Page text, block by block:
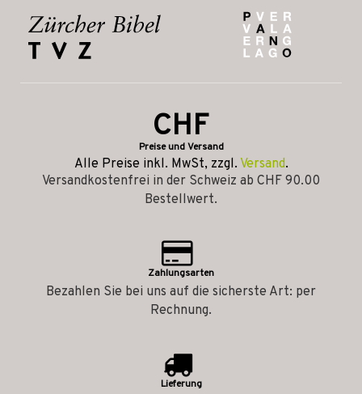
CHF
Preise und Versand
Alle Preise inkl. MwSt, zzgl. Versand.
Versandkostenfrei in der Schweiz ab CHF 90.00
Bestellwert.
Zahlungsarten
Bezahlen Sie bei uns auf die sicherste Art: per
Rechnung.
Lieferung